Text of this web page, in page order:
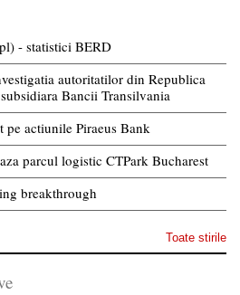
- statistici BERD
autoritatilor din Republica
Bancii Transilvania
actiunile Piraeus Bank
parcul logistic CTPark Bucharest
breakthrough
Toate stirile